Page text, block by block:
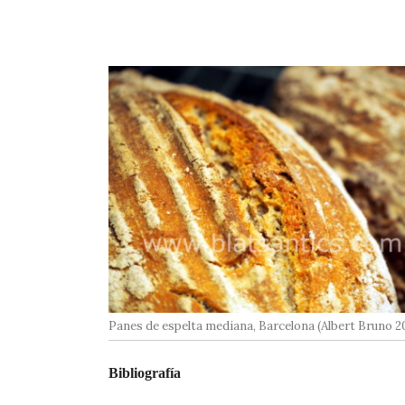
Panes de espelta mediana, Barcelona (Albert Bruno
Bibliografía